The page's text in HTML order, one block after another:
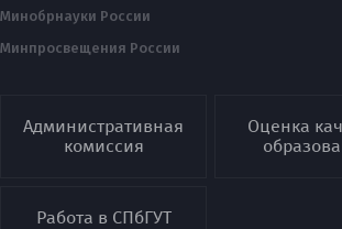
Минобрнауки России
Минпросвещения России
Административная
комиссия
Оценка
Работа в СПбГУТ